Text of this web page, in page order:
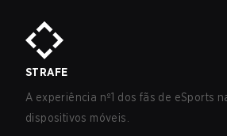
STRAFE
A experiência nº1 dos fãs de eSports
dispositivos móveis.